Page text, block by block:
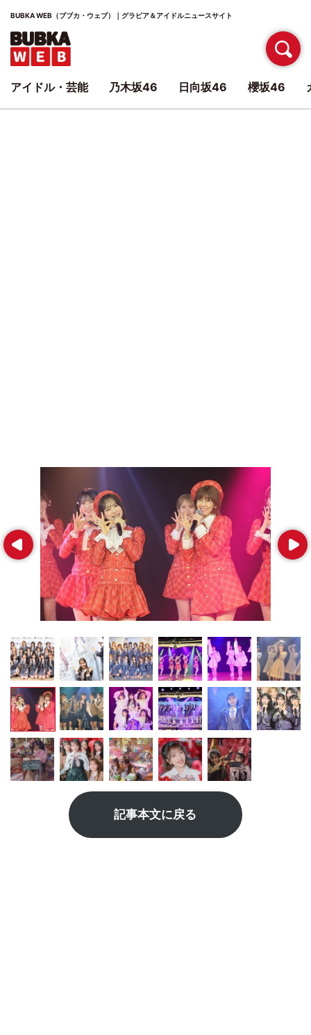
BUBKA WEB（ブブカ・ウェブ）｜グラビア＆アイドルニュースサイト
Prev Next
記事本文に戻る
アイドル・芸能 乃木坂46 日向坂46 櫻坂46